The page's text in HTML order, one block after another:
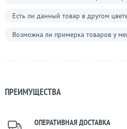
Есть ли данный товар в другом
Возможна ли примерка товаров у
ПРЕИМУЩЕСТВА
ОПЕРАТИВНАЯ ДОСТАВКА